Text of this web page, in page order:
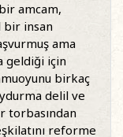
amcam,
bir insan
ama
geldiği için
birkaç
delil ve
torbasından
reforme